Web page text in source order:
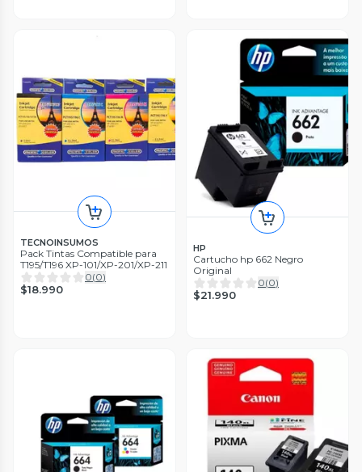
TECNOINSUMOS
Pack Tintas Compatible para
T195/T196 XP-101/XP-201/XP-211
0(0)
$18.990
HP
Cartucho hp 662 Negro
Original
0(0)
$21.990